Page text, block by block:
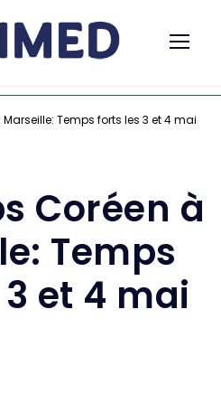
Temps forts les 3 et 4 mai
Coréen à
Temps
et 4 mai